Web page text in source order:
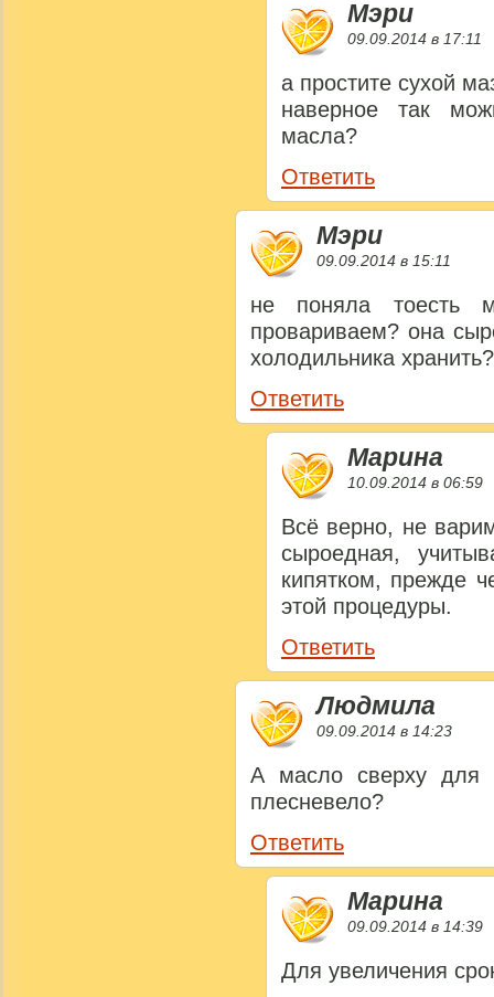
Мэри
09.09.2014 в 17:11
а простите сухой
наверное так
масла?
Ответить
Мэри
09.09.2014 в 15:11
не поняла
провариваем? она
холодильника
Ответить
Марина
10.09.2014 в 06:59
Всё верно, не
сыроедная,
кипятком, прежде
этой процедуры.
Ответить
Людмила
09.09.2014 в 14:23
А масло сверху для
плесневело?
Ответить
Марина
09.09.2014 в 14:39
Для увеличения